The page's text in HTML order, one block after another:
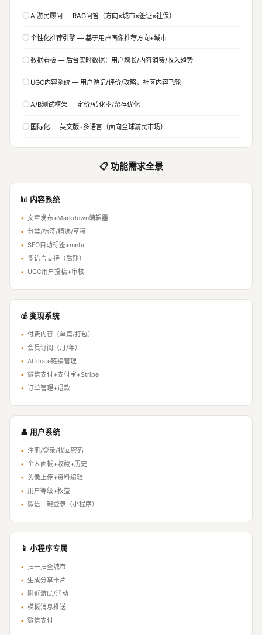
○AI游民顾问 — RAG问答（方向×城市×签证×社保）
○个性化推荐引擎 — 基于用户画像推荐方向+城市
○数据看板 — 后台实时数据：用户增长/内容消费/收入趋势
○ UGC内容系统 — 用户游记/评价/攻略，社区内容飞轮
○A/B测试框架 — 定价/转化率/留存优化
○ 国际化 — 英文版+多语言（面向全球游民市场）
📋 功能需求全景
📊 内容系统
• 文章发布+Markdown编辑器
• 分类/标签/精选/草稿
• SEO自动标签+meta
•
多语言支持（后期）
•
UGC用户投稿+审核
💰 变现系统
• 付费内容（单篇/打包）
• 会员订阅（月/年）
• Affiliate链接管理
• 微信支付+支付宝+Stripe
• 订单管理+退款
👤 用户系统
• 注册/登录/找回密码
• 个人面板+收藏+历史
• 头像上传+资料编辑
•
用户等级+权益
• 微信一键登录（小程序）
📱 小程序专属
• 扫一扫查城市
• 生成分享卡片
•
附近游民/活动
• 模板消息推送
• 微信支付